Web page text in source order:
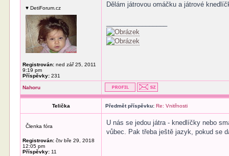
♥ DetiForum.cz
Registrován: ned zář 25, 2011
9:19 pm
Příspěvky: 231
Dělám játrovou omáčku a játrové
Nahoru
Telička Předmět příspěvku: Re: Vnitřnosti
Členka fóra
Registrován: čtv bře 29, 2018
12:05 pm
Příspěvky: 11
U nás se jedou játra - knedlíčky nebo
vůbec. Pak třeba ještě jazyk, pokud se